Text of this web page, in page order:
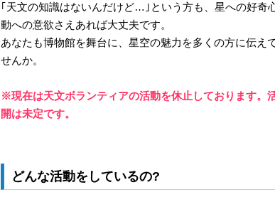
｢天文の知識はないんだけど…｣という方も、星への好奇
動への意欲さえあれば大丈夫です。
あなたも博物館を舞台に、星空の魅力を多くの方に伝え
せんか。
※現在は天文ボランティアの活動を休止しております。
開は未定です。
どんな活動をしているの?